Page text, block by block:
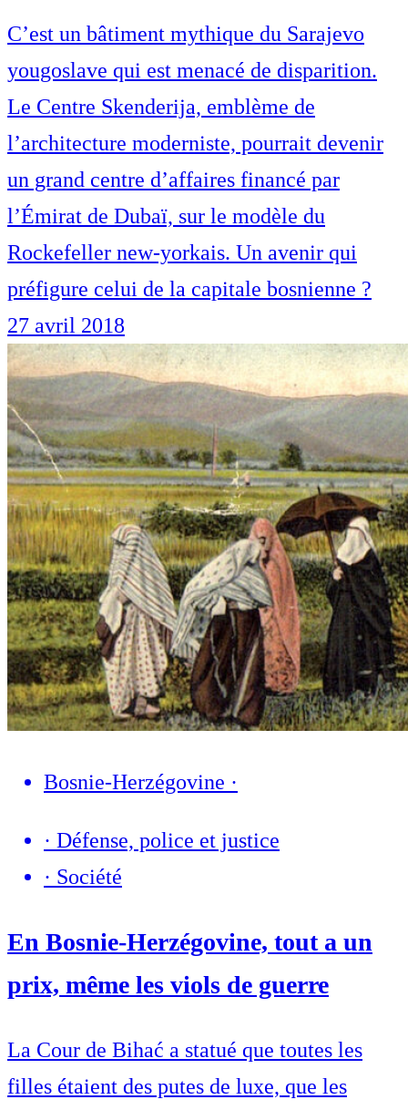
C’est un bâtiment mythique du Sarajevo
yougoslave qui est menacé de disparition.
Le Centre Skenderija, emblème de
l’architecture moderniste, pourrait devenir
un grand centre d’affaires financé par
l’Émirat de Dubaï, sur le modèle du
Rockefeller new-yorkais. Un avenir qui
préfigure celui de la capitale bosnienne ?
27 avril 2018
Bosnie-Herzégovine ·
· Défense, police et justice
· Société
En Bosnie-Herzégovine, tout a un
prix, même les viols de guerre
La Cour de Bihać a statué que toutes les
filles étaient des putes de luxe, que les